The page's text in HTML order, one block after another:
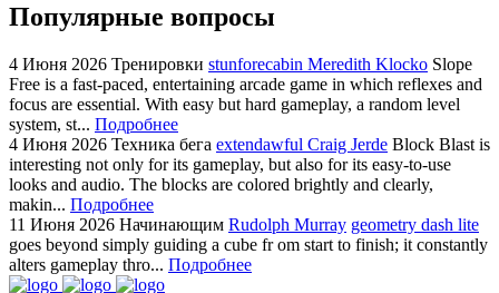
Популярные вопросы
4 Июня 2026 Тренировки stunforecabin Meredith Klocko Slope
Free is a fast-paced, entertaining arcade game in which reflexes and
focus are essential. With easy but hard gameplay, a random level
system, st... Подробнее
4 Июня 2026 Техника бега extendawful Craig Jerde Block Blast is
interesting not only for its gameplay, but also for its easy-to-use
looks and audio. The blocks are colored brightly and clearly,
makin... Подробнее
11 Июня 2026 Начинающим Rudolph Murray geometry dash lite
goes beyond simply guiding a cube fr om start to finish; it constantly
alters gameplay thro... Подробнее